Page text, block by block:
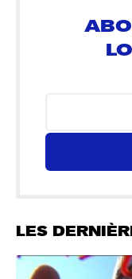
LES